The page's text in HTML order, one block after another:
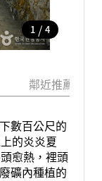
1 / 4
鄰近推薦景點
數百公尺的
的炎炎夏
愈熱，裡頭
礦內種植的